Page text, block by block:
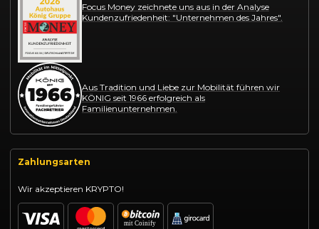
Focus Money zeichnete uns aus in der Analyse
Kundenzufriedenheit: "Unternehmen des Jahres".
Aus Tradition und Liebe zur Mobilität führen wir
KÖNIG seit 1966 erfolgreich als
Familienunternehmen.
Zahlungsarten
Wir akzeptieren KRYPTO!